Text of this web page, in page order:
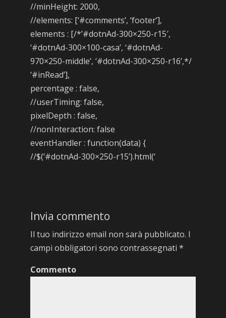
//minHeight: 2000,
//elements: [‘#comments’, ‘footer’],
elements : [/*’#dotnAd-300×250-r15′,
‘#dotnAd-300×100-casa’, ‘#dotnAd-
970×250-middle’, ‘#dotnAd-300×250-r16’,*/
‘#inRead’],
percentage : false,
//userTiming: false,
pixelDepth : false,
//nonInteraction: false
eventHandler : function(data) {
//$(‘#dotnAd-300×250-r15’).html(‘
Invia commento
Il tuo indirizzo email non sarà pubblicato. I
campi obbligatori sono contrassegnati *
Commento